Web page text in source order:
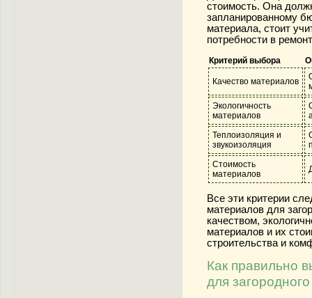
стоимость. Она
запланированному
материала, стоит
потребности в
Критерий выбора
Качество материалов
Экологичность
материалов
Теплоизоляция и
звукоизоляция
Стоимость
материалов
Все эти критерии
материалов для
качеством,
материалов и их
строительства и
Как правильно
для